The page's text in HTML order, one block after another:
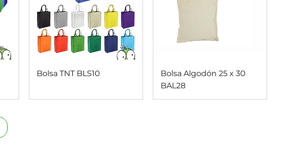
Vista rápida
Bolsa TNT BLS10 Vista rápida
Bolsa Algodón 25 x 30
BAL28